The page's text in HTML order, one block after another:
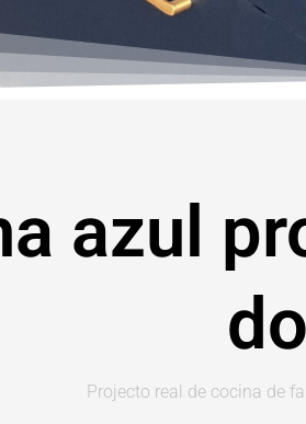
azul
Projecto real de cocina de